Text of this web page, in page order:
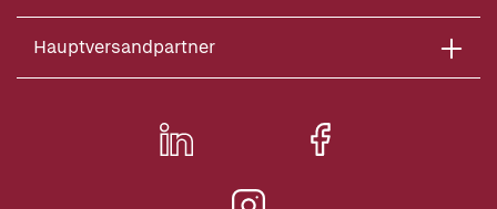
Hauptversandpartner